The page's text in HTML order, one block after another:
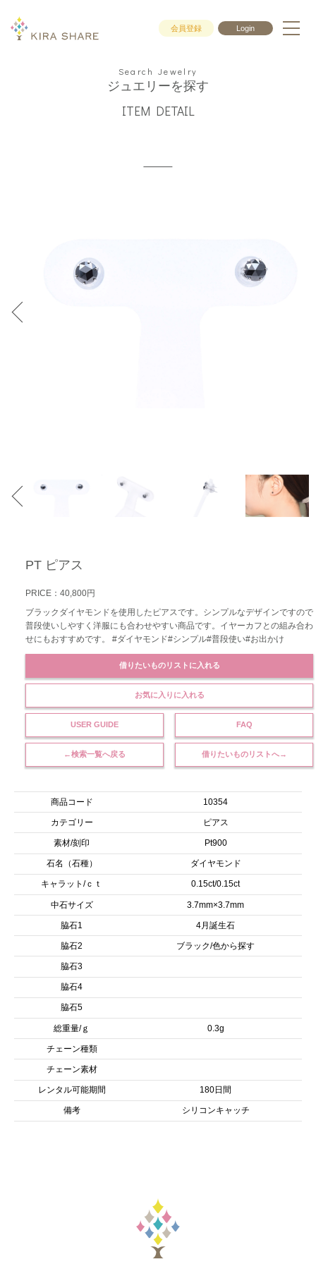
会員登録 Login
Search Jewelry
ジュエリーを探す
ITEM DETAIL
PT ピアス
PRICE：40,800円
ブラックダイヤモンドを使用したピアスです。シンプルなデザインですので
普段使いしやすく洋服にも合わせやすい商品です。イヤーカフとの組み合わ
せにもおすすめです。 #ダイヤモンド#シンプル#普段使い#お出かけ
借りたいものリストに入れる
お気に入りに入れる
USER GUIDE FAQ
←検索一覧へ戻る 借りたいものリストへ→
商品コード 10354
カテゴリー ピアス
素材/刻印 Pt900
石名（石種） ダイヤモンド
キャラット/ｃｔ 0.15ct/0.15ct
中石サイズ 3.7mm×3.7mm
脇石1 4月誕生石
脇石2 ブラック/色から探す
脇石3
脇石4
脇石5
総重量/ｇ 0.3g
チェーン種類
チェーン素材
レンタル可能期間 180日間
備考 シリコンキャッチ